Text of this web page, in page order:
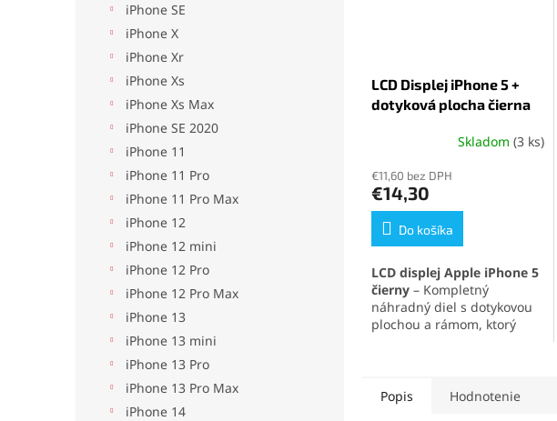
iPhone SE
iPhone X
iPhone Xr
iPhone Xs
iPhone Xs Max
iPhone SE 2020
iPhone 11
iPhone 11 Pro
iPhone 11 Pro Max
iPhone 12
iPhone 12 mini
iPhone 12 Pro
iPhone 12 Pro Max
iPhone 13
iPhone 13 mini
iPhone 13 Pro
iPhone 13 Pro Max
iPhone 14
LCD Displej iPhone 5 +
dotyková plocha čierna
produktu
je
5,0
5
hviezdičiek.
Skladom (3 ks)
€11,60 bez DPH
€14,30
Do košíka
LCD displej Apple iPhone 5
čierny – Kompletný
náhradný diel s dotykovou
plochou a rámom, ktorý
Ideálne riešenie na rýchlu a
jednoduchú
Popis Hodnotenie